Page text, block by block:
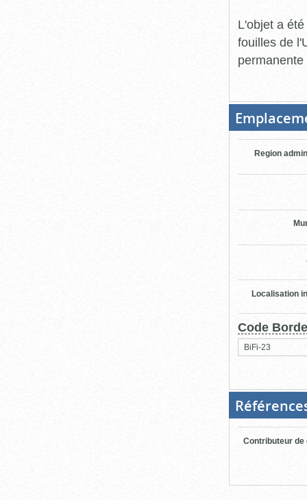
L'objet a
fouilles de
Region
Localisation
Code
BiFi-23
Contributeur de